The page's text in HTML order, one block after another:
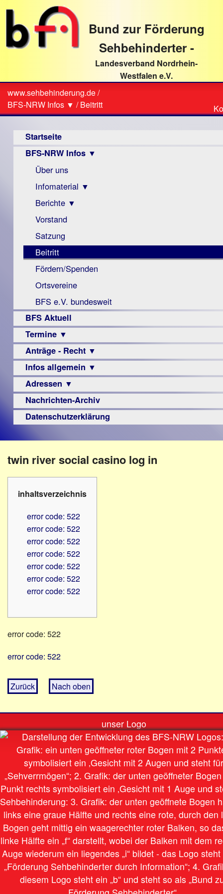
direkt
Textinhalt
Bund zur Förderung
Sehbehinderter -
Landesverband Nordrhein-
Westfalen e.V.
Sie
sind
hier
www.sehbehinderung.de/
BFS-NRW Infos ▼ /Beitritt
Startseite
BFS-NRW Infos ▼
Über uns
Infomaterial ▼
Visus
Zeitschrift
Monokular
Mac
Instagram-
Links
Berichte ▼
Archiv
Berichte
Vorstand
Satzung
Beitritt
Fördern/Spenden
Ortsvereine
BFS e.V. bundesweit
BFS Aktuell
Termine ▼
Veranstaltungsprogramme
Anträge - Recht ▼
Archiv
Urteile
Infos allgemein ▼
Sehbehinderung
Frühförderung
Schule
–
Beruf
Hilfsmittel
-
PC
Adressen ▼
Augenoptiker
Berufsbildungswerke
Hörbüchereien
Reha-
Lehrer
Verbände
Nachrichten-Archiv
Datenschutzerklärung
twin river social casino log in
inhaltsverzeichnis
error code: 522
error code: 522
error code: 522
error code: 522
error code: 522
error code: 522
error code: 522
error code: 522
error code: 522
Zurück Nach oben
unser Logo